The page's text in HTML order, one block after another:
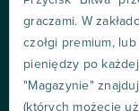
graczami. W
czołgi premium,
pieniędzy po
"Magazynie"
(których możecie